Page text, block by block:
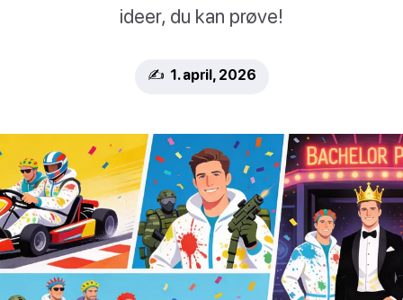
ideer, du kan prøve!
✍️ 1. april, 2026